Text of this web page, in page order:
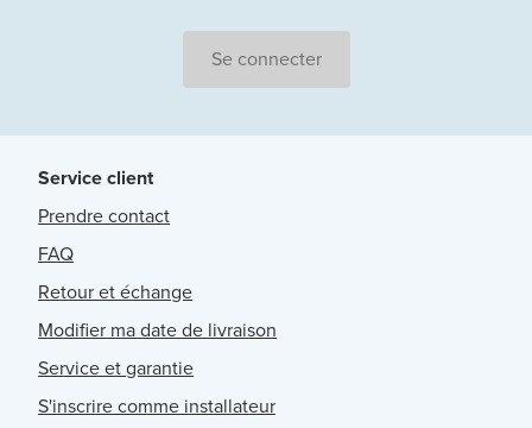
Se connecter
Service client
Prendre contact
FAQ
Retour et échange
Modifier ma date de livraison
Service et garantie
S'inscrire comme installateur